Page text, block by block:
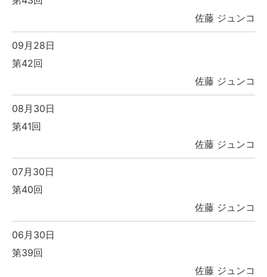
佐藤 ジュンコ
09月28日
第42回
佐藤 ジュンコ
08月30日
第41回
佐藤 ジュンコ
07月30日
第40回
佐藤 ジュンコ
06月30日
第39回
佐藤 ジュンコ